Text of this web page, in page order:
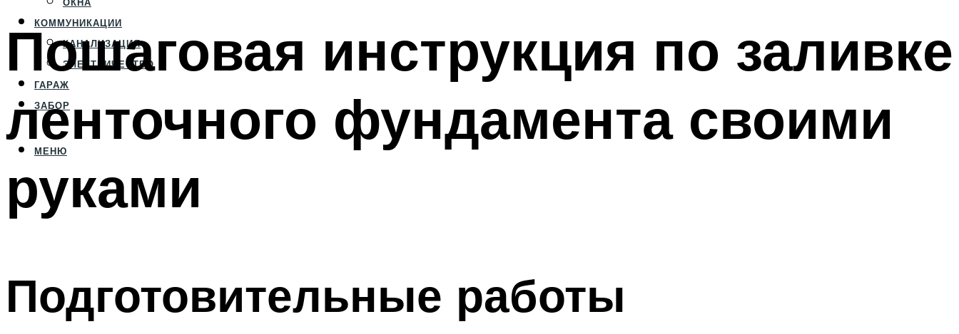
ОКНА
КОММУНИКАЦИИ
КАНАЛИЗАЦИЯ
ЭЛЕКТРИЧЕСТВО
ГАРАЖ
ЗАБОР
МЕНЮ
Пошаговая инструкция по заливке
ленточного фундамента своими
руками
Подготовительные работы